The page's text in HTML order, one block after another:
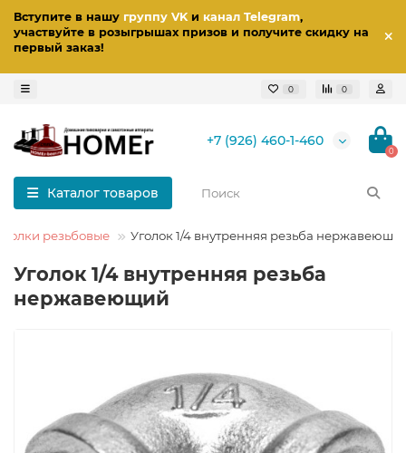
Вступите в нашу группу VKи канал Telegram,
участвуйте в розыгрышах призов и получите скидку на
первый заказ!
0 0
+7 (926) 460-1-460
0
Каталог товаров
резьбовые Уголок 1/4 внутренняя резьба
Уголок 1/4 внутренняя резьба
нержавеющий